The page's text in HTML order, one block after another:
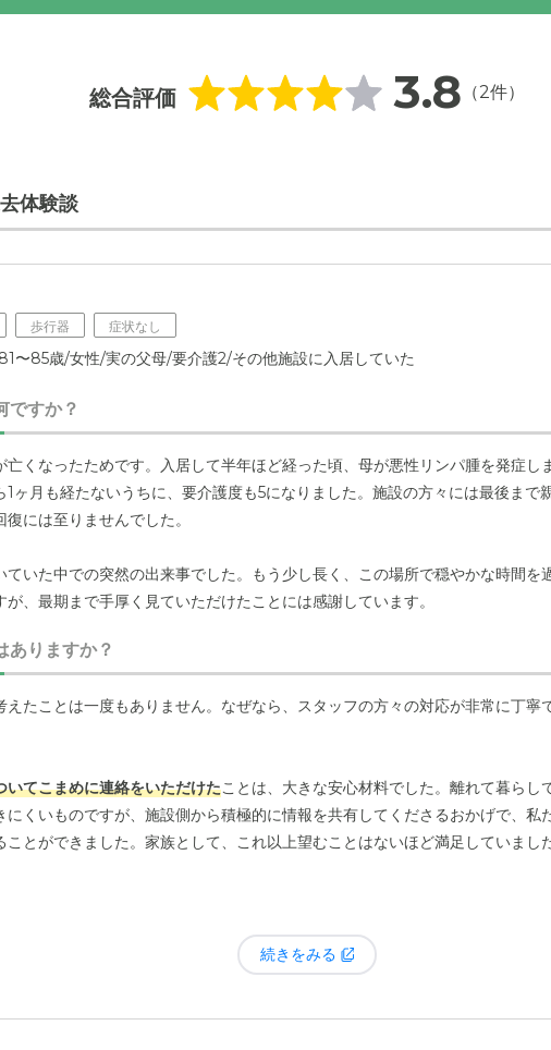
総合評価 3.8 （2件）
体験談
歩行器 症状なし
〜85歳/女性/実の父母/要介護2/その他施設に入居していた
ですか？
亡くなったためです。入居して半年ほど経った頃、母が悪性リンパ腫を発症し
1ヶ月も経たないうちに、要介護度も5になりました。施設の方々には最後まで
には至りませんでした。
ていた中での突然の出来事でした。もう少し長く、この場所で穏やかな時間を
が、最期まで手厚く見ていただけたことには感謝しています。
ありますか？
えたことは一度もありません。なぜなら、スタッフの方々の対応が非常に丁寧
いてこまめに連絡をいただけたことは、大きな安心材料でした。離れて暮らし
にくいものですが、施設側から積極的に情報を共有してくださるおかげで、私
ことができました。家族として、これ以上望むことはないほど満足していました
続きをみる